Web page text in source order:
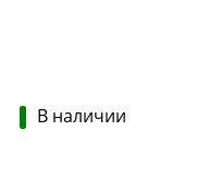
В наличии